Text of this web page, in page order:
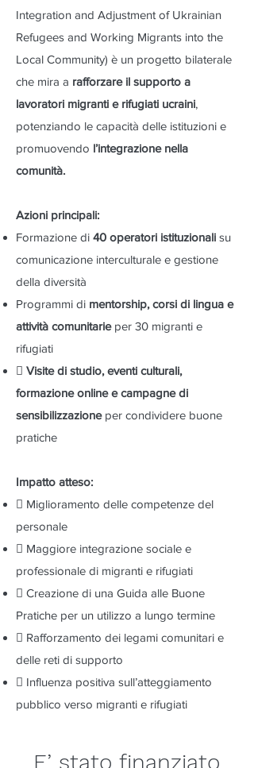
Integration and Adjustment of Ukrainian
Refugees and Working Migrants into the
Local Community) è un progetto bilaterale
che mira a rafforzare il supporto a
lavoratori migranti e rifugiati ucraini,
potenziando le capacità delle istituzioni e
promuovendo l’integrazione nella
comunità.
Azioni principali:
Formazione di 40 operatori istituzionali su
comunicazione interculturale e gestione
della diversità
Programmi di mentorship, corsi di lingua e
attività comunitarieper 30 migranti e
rifugiati
 Visite di studio, eventi culturali,
formazione online e campagne di
sensibilizzazioneper condividere buone
pratiche
Impatto atteso:
 Miglioramento delle competenze del
personale
 Maggiore integrazione sociale e
professionale di migranti e rifugiati
 Creazione di una Guida alle Buone
Pratiche per un utilizzo a lungo termine
 Rafforzamento dei legami comunitari e
delle reti di supporto
 Influenza positiva sull’atteggiamento
pubblico verso migranti e rifugiati
E’ stato finanziato